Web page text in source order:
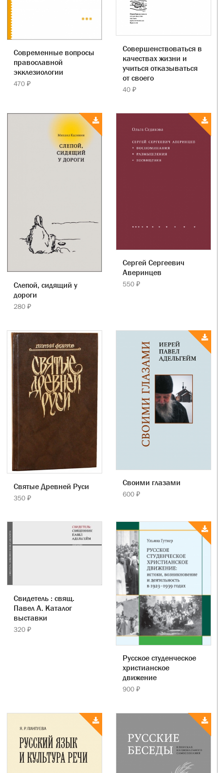
Современные вопросы
православной
экклезиологии
470 ₽
Совершенствоваться в
качествах жизни и
учиться отказываться
от своего
40 ₽
Слепой, сидящий у
дороги
280 ₽
Сергей Сергеевич
Аверинцев
550 ₽
Святые Древней Руси
350 ₽
Своими глазами
600 ₽
Свидетель : свящ.
Павел А. Каталог
выставки
320 ₽
Русское студенческое
христианское
движение
900 ₽